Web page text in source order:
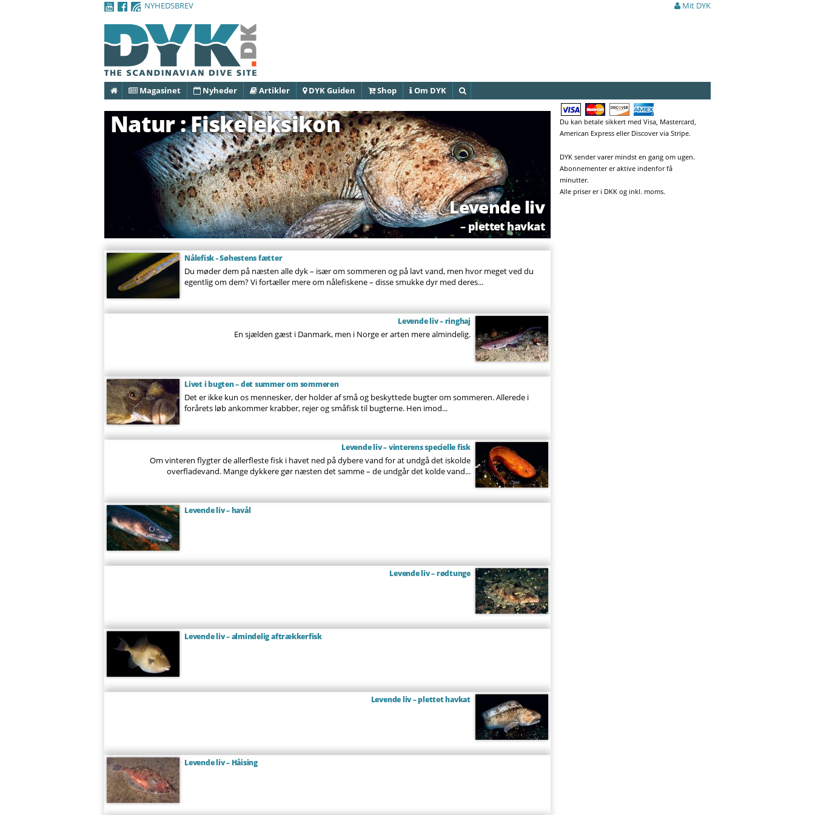
NYHEDSBREV Mit DYK
ForsideMagasinet Nyheder Artikler DYK Guiden Shop Om DYK
Natur : Fiskeleksikon
Levende liv
– plettet havkat
Nålefisk - Søhestens fætter
Du møder dem på næsten alle dyk – især om sommeren og på lavt vand, men hvor meget ved du
egentlig om dem? Vi fortæller mere om nålefiskene – disse smukke dyr med deres...
Levende liv – ringhaj
En sjælden gæst i Danmark, men i Norge er arten mere almindelig.
Livet i bugten – det summer om sommeren
Det er ikke kun os mennesker, der holder af små og beskyttede bugter om sommeren. Allerede i
forårets løb ankommer krabber, rejer og småfisk til bugterne. Hen imod...
Levende liv – vinterens specielle fisk
Om vinteren flygter de allerfleste fisk i havet ned på dybere vand for at undgå det iskolde
overfladevand. Mange dykkere gør næsten det samme – de undgår det kolde vand...
Levende liv – havål
Levende liv – rødtunge
Levende liv – almindelig aftrækkerfisk
Levende liv – plettet havkat
Levende liv – Håising
Du kan betale sikkert med Visa, Mastercard,
American Express eller Discover via Stripe.
DYK sender varer mindst en gang om ugen.
Abonnementer er aktive indenfor få
minutter.
Alle priser er i DKK og inkl. moms.